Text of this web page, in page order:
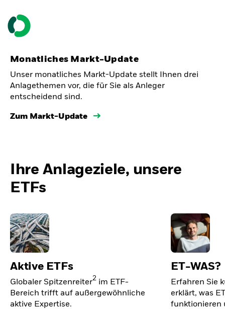
Monatliches Markt-Update
Unser monatliches Markt-Update stellt Ihnen drei
Anlagethemen vor, die für Sie als Anleger
entscheidend sind.
Zum Markt-Update
Ihre Anlageziele, unsere
ETFs
Aktive ETFs
Globaler Spitzenreiter2 im ETF-
Bereich trifft auf außergewöhnliche
aktive Expertise.
ET-WAS?
Erfahren Sie
erklärt, was
funktionieren